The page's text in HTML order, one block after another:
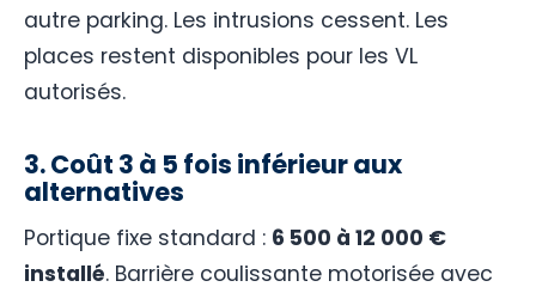
autre parking. Les intrusions cessent. Les
places restent disponibles pour les VL
autorisés.
3. Coût 3 à 5 fois inférieur aux
alternatives
Portique fixe standard : 6 500 à 12 000 €
installé. Barrière coulissante motorisée avec